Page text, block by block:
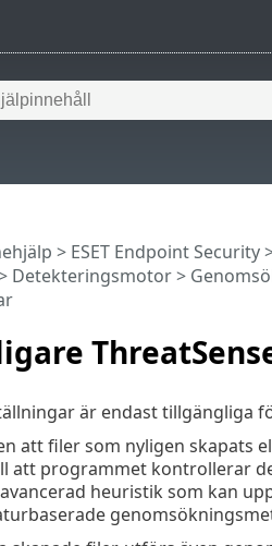
> ESET Endpoint Security
Detekteringsmotor>
är endast tillgängliga
att filer som nyligen skapats
att programmet kontrollerar
heuristik som kan